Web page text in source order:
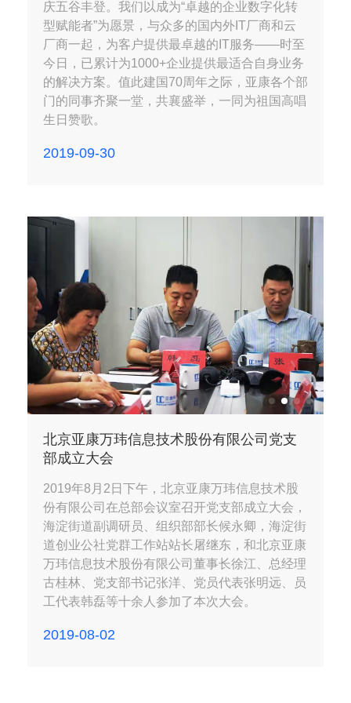
庆五谷丰登。我们以成为“卓越的企业数字化转
型赋能者”为愿景，与众多的国内外IT厂商和云
厂商一起，为客户提供最卓越的IT服务——时至
今日，已累计为1000+企业提供最适合自身业务
的解决方案。值此建国70周年之际，亚康各个部
门的同事齐聚一堂，共襄盛举，一同为祖国高唱
生日赞歌。
2019-09-30
北京亚康万玮信息技术股份有限公司党支
2019年8月2日下午，北京亚康万玮信息技术股
份有限公司在总部会议室召开党支部成立大会，
海淀街道副调研员、组织部部长候永卿，海淀街
道创业公社党群工作站站长屠继东，和北京亚康
万玮信息技术股份有限公司董事长徐江、总经理
古桂林、党支部书记张洋、党员代表张明远、员